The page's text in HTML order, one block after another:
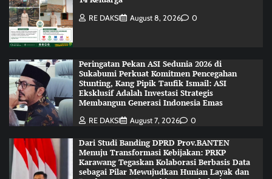
RE DAKSI August 8, 2026 0
Peringatan Pekan ASI Sedunia 2026 di
Sukabumi Perkuat Komitmen Pencegahan
Stunting, Kang Pipik Taufik Ismail: ASI
Eksklusif Adalah Investasi Strategis
Membangun Generasi Indonesia Emas
RE DAKSI August 7, 2026 0
Dari Studi Banding DPRD Prov.BANTEN
Menuju Transformasi Kebijakan: PRKP
Karawang Tegaskan Kolaborasi Berbasis Data
sebagai Pilar Mewujudkan Hunian Layak dan